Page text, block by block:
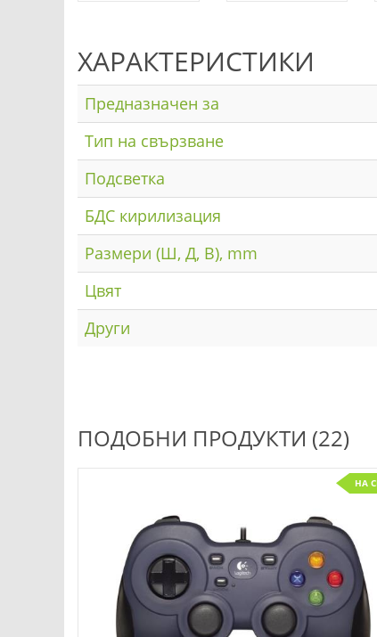
ХАРАКТЕРИСТИКИ
Предназначен за
Тип на свързване
Подсветка
БДС кирилизация
Размери (Ш, Д, В), mm
Цвят
Други
ПОДОБНИ ПРОДУКТИ (22)
НА